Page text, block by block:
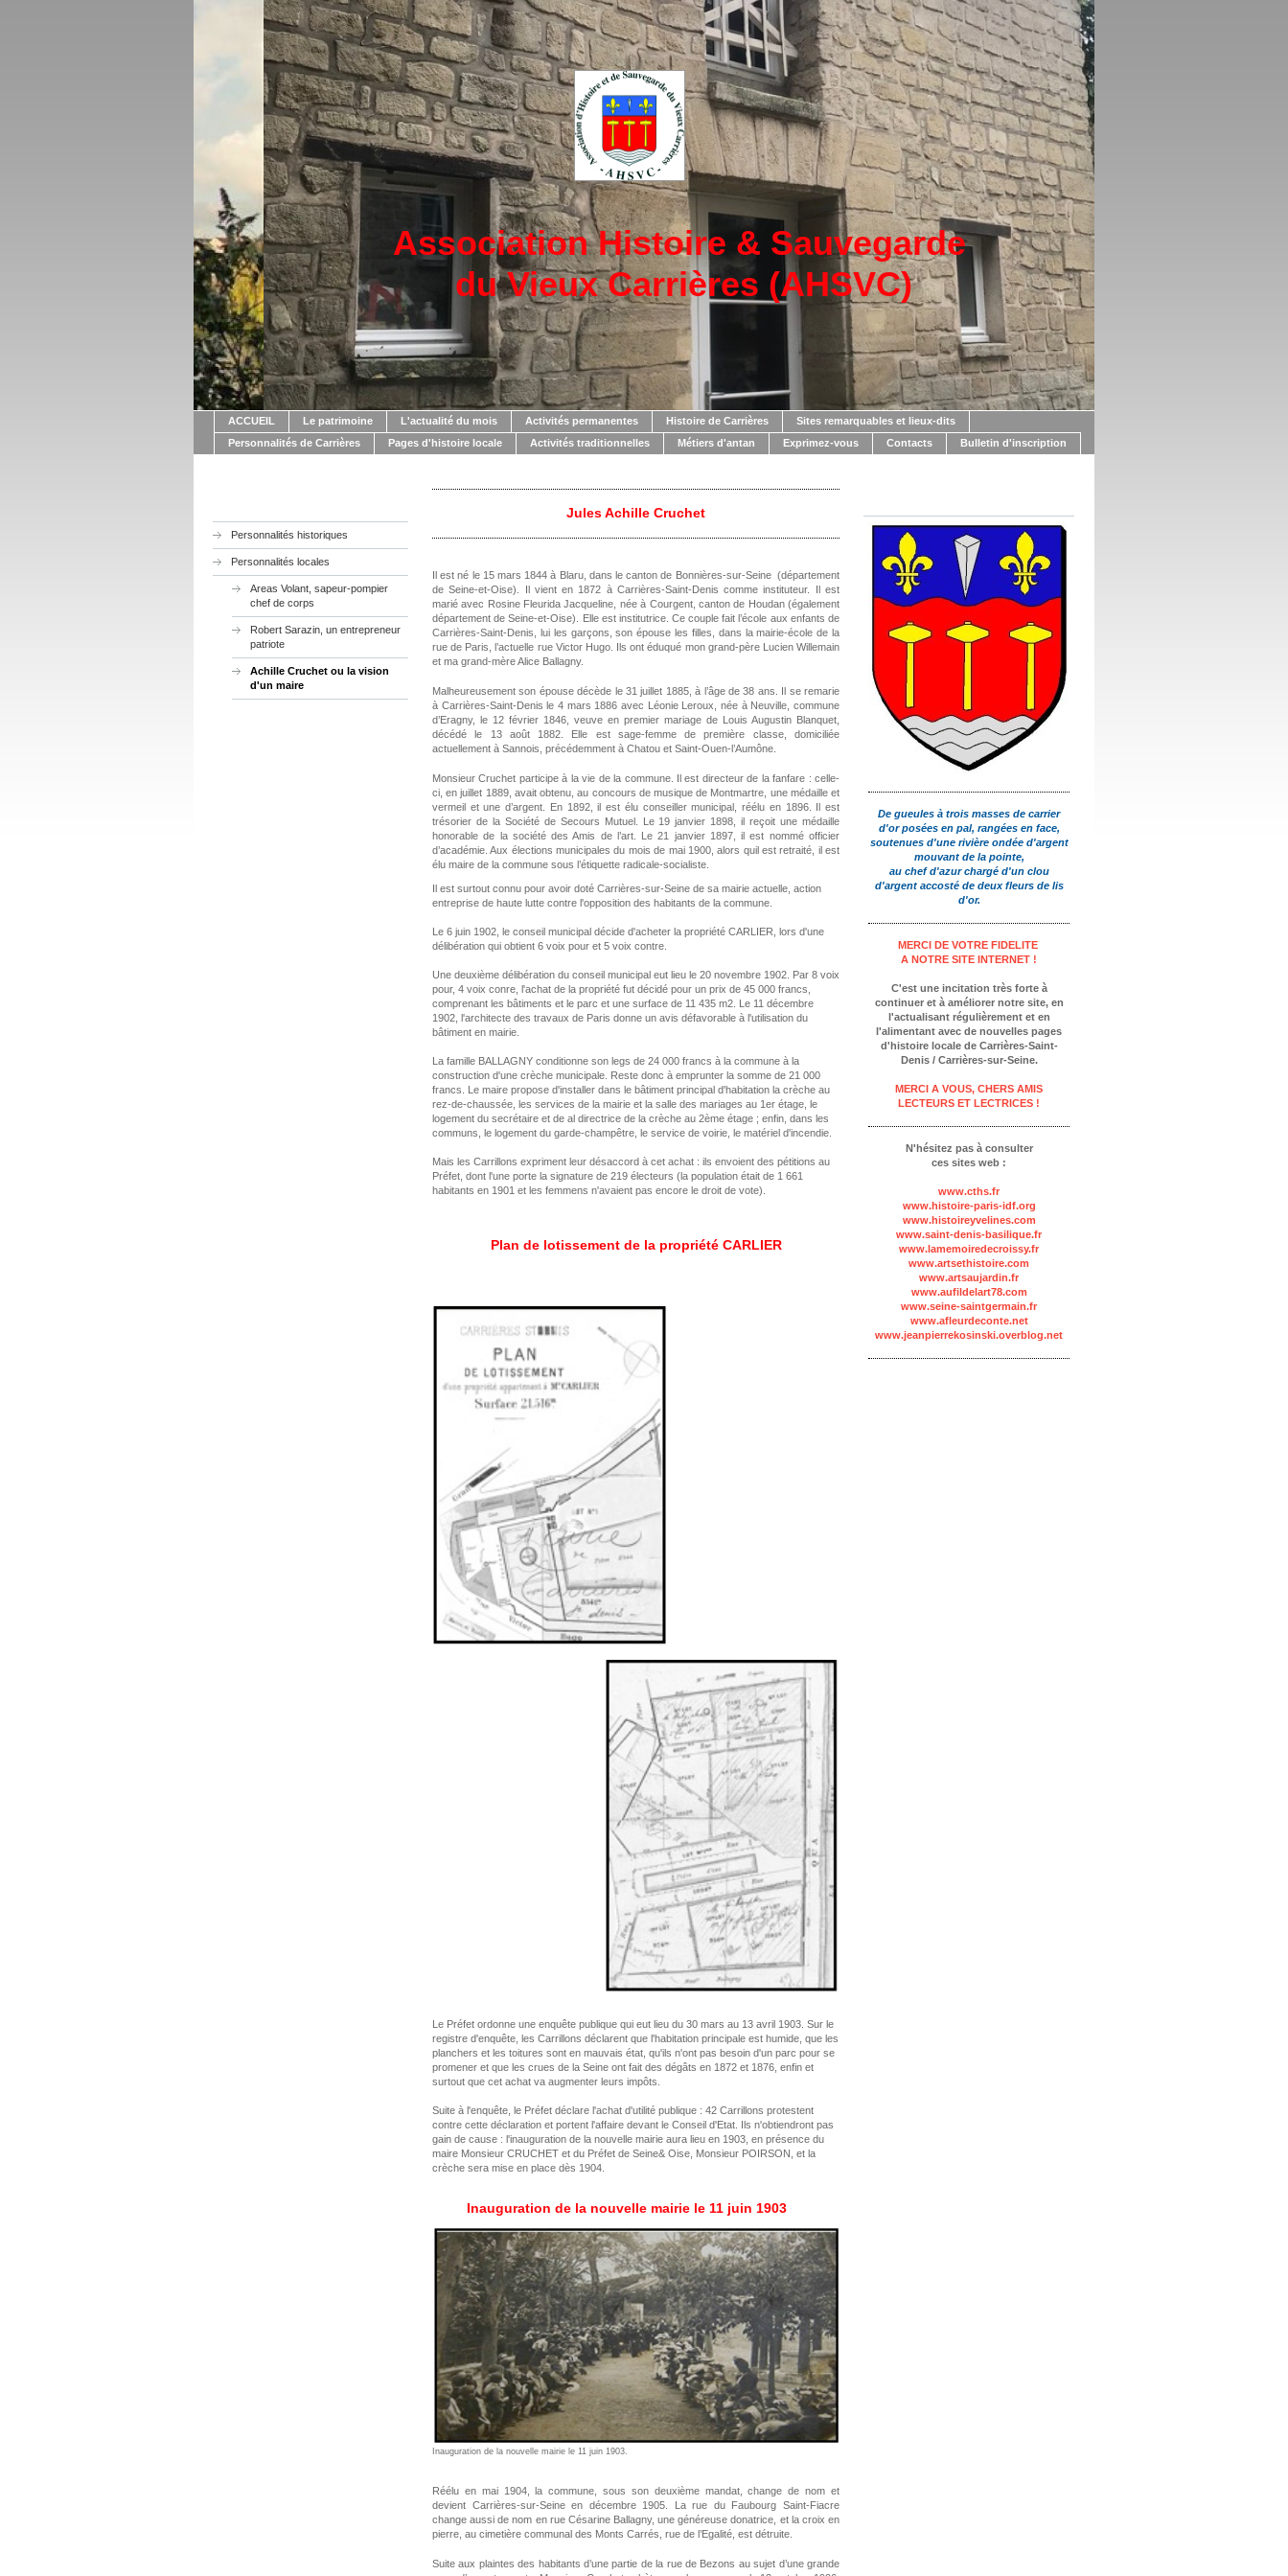
Association Histoire & Sauvegarde
du Vieux Carrières (AHSVC)
ACCUEIL Le patrimoine L'actualité du mois Activités permanentes Histoire de Carrières
Sites remarquables et lieux-dits
Personnalités de Carrières
Pages d'histoire locale Activités traditionnelles Métiers d'antan Exprimez-vous Contacts Bulletin d'inscription
Personnalités historiques
Personnalités locales
Areas Volant, sapeur-pompier
chef de corps
Robert Sarazin, un entrepreneur
patriote
Achille Cruchet ou la vision
d'un maire
Jules Achille Cruchet
Il est né le 15 mars 1844 à Blaru, dans le canton de Bonnières-sur-Seine (département
de Seine-et-Oise). Il vient en 1872 à Carrières-Saint-Denis comme instituteur. Il est
marié avec Rosine Fleurida Jacqueline, née à Courgent, canton de Houdan (également
département de Seine-et-Oise). Elle est institutrice. Ce couple fait l’école aux enfants de
Carrières-Saint-Denis, lui les garçons, son épouse les filles, dans la mairie-école de la
rue de Paris, l’actuelle rue Victor Hugo. Ils ont éduqué mon grand-père Lucien Willemain
et ma grand-mère Alice Ballagny.
Malheureusement son épouse décède le 31 juillet 1885, à l’âge de 38 ans. Il se remarie
à Carrières-Saint-Denis le 4 mars 1886 avec Léonie Leroux, née à Neuville, commune
d’Eragny, le 12 février 1846, veuve en premier mariage de Louis Augustin Blanquet,
décédé le 13 août 1882. Elle est sage-femme de première classe, domiciliée
actuellement à Sannois, précédemment à Chatou et Saint-Ouen-l’Aumône.
Monsieur Cruchet participe à la vie de la commune. Il est directeur de la fanfare : celle-
ci, en juillet 1889, avait obtenu, au concours de musique de Montmartre, une médaille et
vermeil et une d’argent. En 1892, il est élu conseiller municipal, réélu en 1896. Il est
trésorier de la Société de Secours Mutuel. Le 19 janvier 1898, il reçoit une médaille
honorable de la société des Amis de l’art. Le 21 janvier 1897, il est nommé officier
d’académie. Aux élections municipales du mois de mai 1900, alors quil est retraité, il est
élu maire de la commune sous l’étiquette radicale-socialiste.
Il est surtout connu pour avoir doté Carrières-sur-Seine de sa mairie actuelle, action
entreprise de haute lutte contre l'opposition des habitants de la commune.
Le 6 juin 1902, le conseil municipal décide d'acheter la propriété CARLIER, lors d'une
délibération qui obtient 6 voix pour et 5 voix contre.
Une deuxième délibération du conseil municipal eut lieu le 20 novembre 1902. Par 8 voix
pour, 4 voix conre, l'achat de la propriété fut décidé pour un prix de 45 000 francs,
comprenant les bâtiments et le parc et une surface de 11 435 m2. Le 11 décembre
1902, l'architecte des travaux de Paris donne un avis défavorable à l'utilisation du
bâtiment en mairie.
La famille BALLAGNY conditionne son legs de 24 000 francs à la commune à la
construction d'une crèche municipale. Reste donc à emprunter la somme de 21 000
francs. Le maire propose d'installer dans le bâtiment principal d'habitation la crèche au
rez-de-chaussée, les services de la mairie et la salle des mariages au 1er étage, le
logement du secrétaire et de al directrice de la crèche au 2ème étage ; enfin, dans les
communs, le logement du garde-champêtre, le service de voirie, le matériel d'incendie.
Mais les Carrillons expriment leur désaccord à cet achat : ils envoient des pétitions au
Préfet, dont l'une porte la signature de 219 électeurs (la population était de 1 661
habitants en 1901 et les femmens n'avaient pas encore le droit de vote).
Plan de lotissement de la propriété CARLIER
Le Préfet ordonne une enquête publique qui eut lieu du 30 mars au 13 avril 1903. Sur le
registre d'enquête, les Carrillons déclarent que l'habitation principale est humide, que les
planchers et les toitures sont en mauvais état, qu'ils n'ont pas besoin d'un parc pour se
promener et que les crues de la Seine ont fait des dégâts en 1872 et 1876, enfin et
surtout que cet achat va augmenter leurs impôts.
Suite à l'enquête, le Préfet déclare l'achat d'utilité publique : 42 Carrillons protestent
contre cette déclaration et portent l'affaire devant le Conseil d'Etat. Ils n'obtiendront pas
gain de cause : l'inauguration de la nouvelle mairie aura lieu en 1903, en présence du
maire Monsieur CRUCHET et du Préfet de Seine& Oise, Monsieur POIRSON, et la
crèche sera mise en place dès 1904.
Inauguration de la nouvelle mairie le 11 juin 1903
Inauguration de la nouvelle mairie le 11 juin 1903.
Réélu en mai 1904, la commune, sous son deuxième mandat, change de nom et
devient Carrières-sur-Seine en décembre 1905. La rue du Faubourg Saint-Fiacre
change aussi de nom en rue Césarine Ballagny, une généreuse donatrice, et la croix en
pierre, au cimetière communal des Monts Carrés, rue de l’Egalité, est détruite.
Suite aux plaintes des habitants d’une partie de la rue de Bezons au sujet d’une grande
De gueules à trois masses de carrier
d'or posées en pal, rangées en face,
soutenues d'une rivière ondée d'argent
mouvant de la pointe,
au chef d'azurchargé d'un clou
d'argent accosté de deux fleurs de lis
d'or.
MERCI DE VOTRE FIDELITE
A NOTRE SITE INTERNET !
C'est une incitation très forte à
continuer et à améliorer notre site, en
l'actualisant régulièrement et en
l'alimentant avec de nouvelles pages
d'histoire locale de Carrières-Saint-
Denis / Carrières-sur-Seine.
MERCI A VOUS, CHERS AMIS
LECTEURS ET LECTRICES !
N'hésitez pas à consulter
ces sites web :
www.cths.fr
www.histoire-paris-idf.org
www.histoireyvelines.com
www.saint-denis-basilique.fr
www.lamemoiredecroissy.fr
www.artsethistoire.com
www.artsaujardin.fr
www.aufildelart78.com
www.seine-saintgermain.fr
www.afleurdeconte.net
www.jeanpierrekosinski.overblog.net